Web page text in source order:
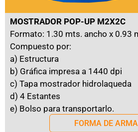
MOSTRADOR POP-UP M2X2C
Formato: 1.30 mts. ancho x 0.93
Compuesto por:
a) Estructura
b) Gráfica impresa a 1440 dpi
c) Tapa mostrador hidrolaqueda
d) 4 Estantes
e) Bolso para transportarlo.
FORMA DE